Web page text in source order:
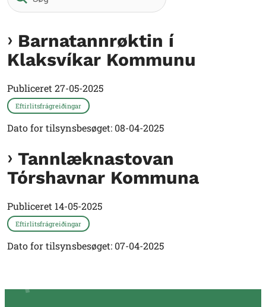
Barnatannrøktin í
Klaksvíkar Kommunu
Publiceret 27-05-2025
Eftirlitsfrágreiðingar
Dato for tilsynsbesøget: 08-04-2025
Tannlæknastovan
Tórshavnar Kommuna
Publiceret 14-05-2025
Eftirlitsfrágreiðingar
Dato for tilsynsbesøget: 07-04-2025